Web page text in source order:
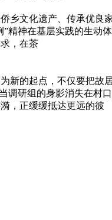
乡文化遗产、传承优良
”精神在基层实践的生动
，在茶
新的起点，不仅要把
调研组的身影消失在村
，正缓缓抵达更远的彼